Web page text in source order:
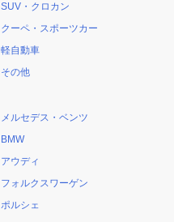
SUV・クロカン
クーペ・スポーツカー
軽自動車
その他
メルセデス・ベンツ
BMW
アウディ
フォルクスワーゲン
ポルシェ